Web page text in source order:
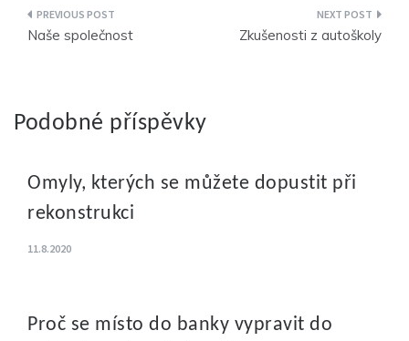
Navigace
Naše společnost Zkušenosti z autoškoly
Podobné příspěvky
Omyly, kterých se můžete dopustit při
rekonstrukci
11.8.2020
Proč se místo do banky vypravit do